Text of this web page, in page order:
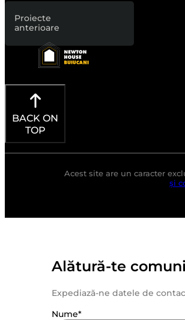
Proiecte
anterioare
BACK ON
TOP
Acest site are un caracter
și
Alătură-te
Expediază-ne datele de
Nume*